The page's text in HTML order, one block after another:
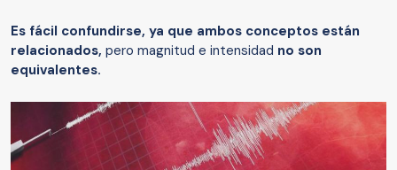
Es fácil confundirse, ya que ambos conceptos están
relacionados, pero magnitud e intensidad no son
equivalentes.